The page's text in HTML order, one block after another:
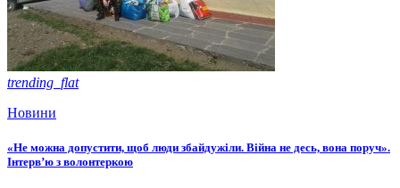
trending_flat
Новини
«Не можна допустити, щоб люди збайдужіли. Війна не десь, вона поруч».
Інтерв’ю з волонтеркою